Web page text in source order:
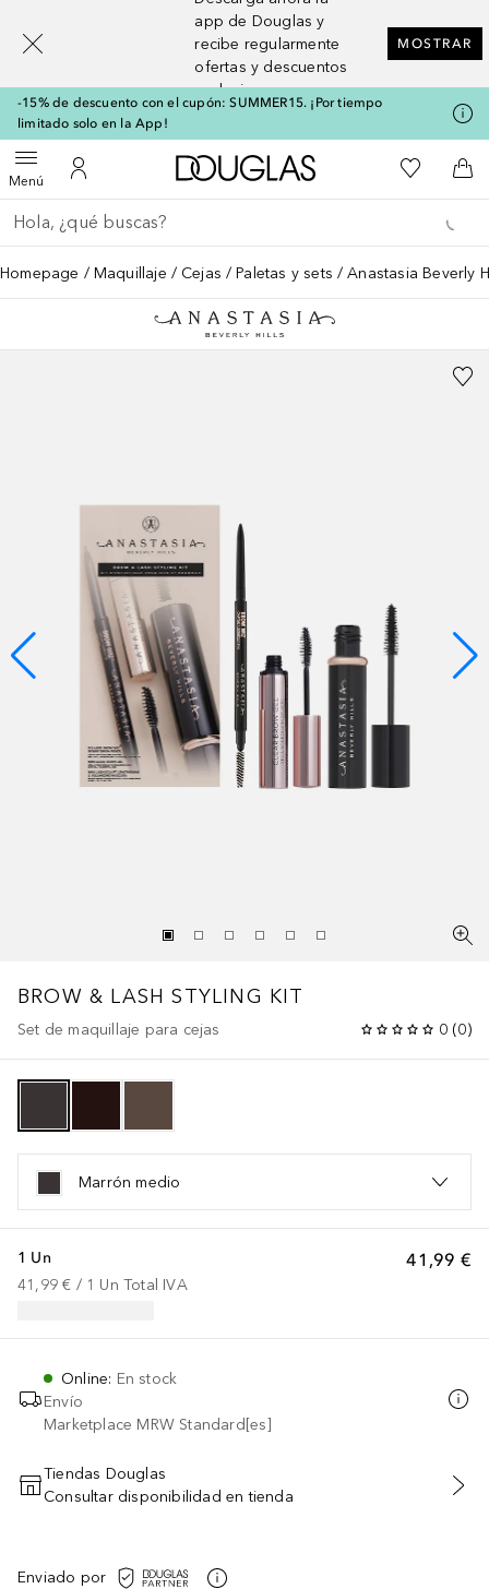
app de Douglas y
recibe regularmente
ofertas y descuentos
exclusivos
MOSTRAR
-15% de descuento con el cupón: SUMMER15. ¡Por tiempo
limitado solo en la App!
MenúAbrir menúMi cuenta
A Douglas HomeMi lista de
A
Regresar
Ejecutar búsqueda
Homepage Maquillaje Cejas Paletas y sets Anastasia Beverly
BROW & LASH STYLING KIT
Set de maquillaje para cejas 0 (0)
Marrón medio
41,99 €
1 Un
41,99 € / 1 Un Total IVA
Online: En stock
Envío
Marketplace MRW Standard[es]
AÑADIR AL CARRITO
Tiendas Douglas
Consultar disponibilidad en tienda
Enviado por
[navigation.slideout.screenreader]